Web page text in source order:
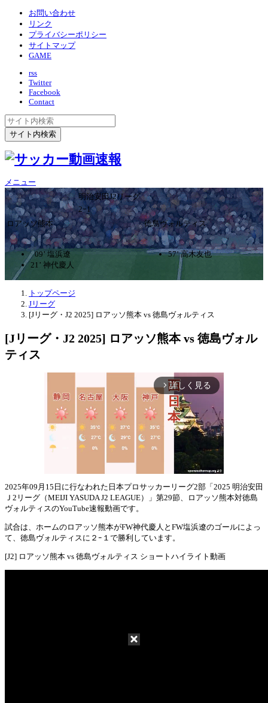
お問い合わせ
リンク
プライバシーポリシー
サイトマップ
GAME
rss
Twitter
Facebook
Contact
メニュー
明治安田J2リーグ
2ｰ1
ロアッソ熊本
徳島ヴォルティス
09’ 塩浜遼
21’ 神代慶人
57’ 高木友也
トップページ
Jリーグ
[Jリーグ・J2 2025] ロアッソ熊本 vs 徳島ヴォルティス
[Jリーグ・J2 2025] ロアッソ熊本 vs 徳島ヴォル
ティス
arrow_forward_ios 詳しく見る
2025年09月15日に行なわれた日本プロサッカーリーグ2部「2025 明治安田
Ｊ2リーグ（MEIJI YASUDA J2 LEAGUE）」第29節、ロアッソ熊本対徳島
ヴォルティスのYouTube速報動画です。
試合は、ホームのロアッソ熊本がFW神代慶人とFW塩浜遼のゴールによっ
て、徳島ヴォルティスに２ｰ１で勝利しています。
[J2] ロアッソ熊本 vs 徳島ヴォルティス ショートハイライト動画